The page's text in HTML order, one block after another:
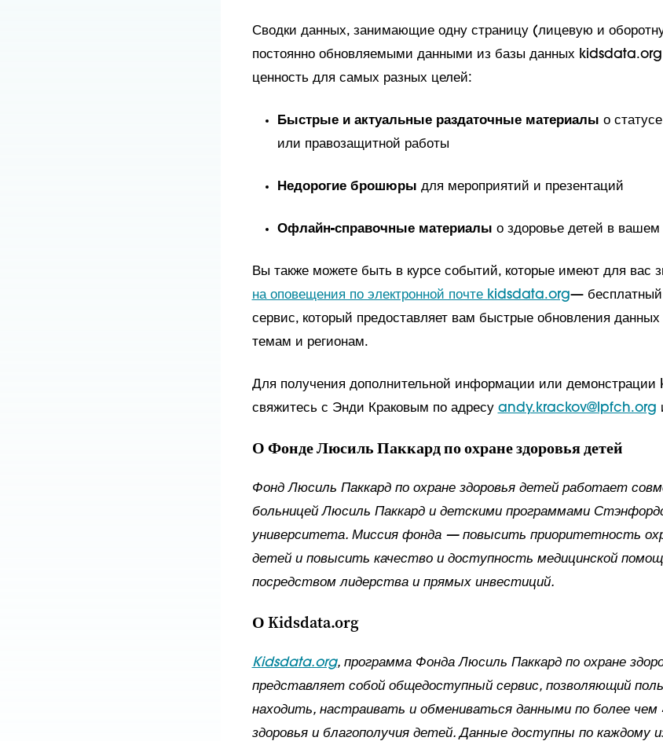
Сводки данных, занимающие одну страницу (лицевую и
постоянно обновляемыми данными из базы данных kidsdata.org
ценность для самых разных целей:
Быстрые и актуальные раздаточные материалы о
или правозащитной работы
Недорогие брошюры для мероприятий и презентаций
Офлайн-справочные материалы о здоровье детей в
Вы также можете быть в курсе событий, которые имеют для вас
на оповещения по электронной почте kidsdata.org—
сервис, который предоставляет вам быстрые обновления
темам и регионам.
Для получения дополнительной информации или
свяжитесь с Энди Краковым по адресу andy.krackov@lpfch.org
О Фонде Люсиль Паккард по охране здоровья детей
Фонд Люсиль Паккард по охране здоровья детей работает
больницей Люсиль Паккард и детскими программами
университета. Миссия фонда — повысить приоритетность
детей и повысить качество и доступность медицинской
посредством лидерства и прямых инвестиций.
О Kidsdata.org
Kidsdata.org, программа Фонда Люсиль Паккард по охране
представляет собой общедоступный сервис, позволяющий
находить, настраивать и обмениваться данными по более чем
здоровья и благополучия детей. Данные доступны по каждому